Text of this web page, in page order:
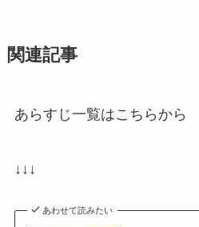
関連記事
あらすじ一覧はこちらから
↓↓↓
あわせて読みたい